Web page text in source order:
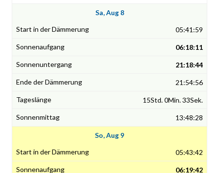
Sa, Aug 8
05:41:59
06:18:11
21:18:44
21:54:56
15Std. 0Min. 33Sek.
13:48:28
So, Aug 9
05:43:42
06:19:42